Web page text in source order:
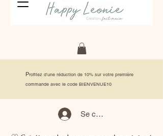
Profitez d'une réduction de 10% sur votre première
commande avec le code BIENVENUE10
Se connecter